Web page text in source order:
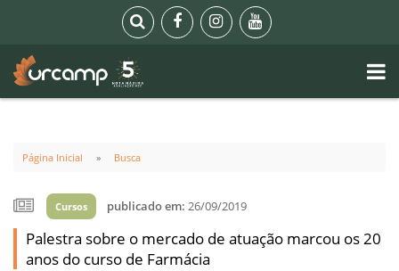
Página Inicial Busca
Cursos publicado em: 26/09/2019
Palestra sobre o mercado de atuação marcou os 20
anos do curso de Farmácia